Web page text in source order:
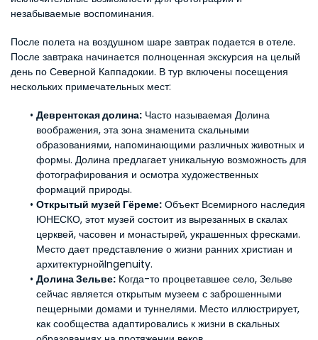
незабываемые воспоминания.
После полета на воздушном шаре завтрак подается в отеле.
После завтрака начинается полноценная экскурсия на целый
день по Северной Каппадокии. В тур включены посещения
нескольких примечательных мест:
Деврентская долина: Часто называемая Долина
воображения, эта зона знаменита скальными
образованиями, напоминающими различных животных и
формы. Долина предлагает уникальную возможность для
фотографирования и осмотра художественных
формаций природы.
Открытый музей Гёреме: Объект Всемирного наследия
ЮНЕСКО, этот музей состоит из вырезанных в скалах
церквей, часовен и монастырей, украшенных фресками.
Место дает представление о жизни ранних христиан и
архитектурнойIngenuity.
Долина Зельве: Когда-то процветавшее село, Зельве
сейчас является открытым музеем с заброшенными
пещерными домами и туннелями. Место иллюстрирует,
как сообщества адаптировались к жизни в скальных